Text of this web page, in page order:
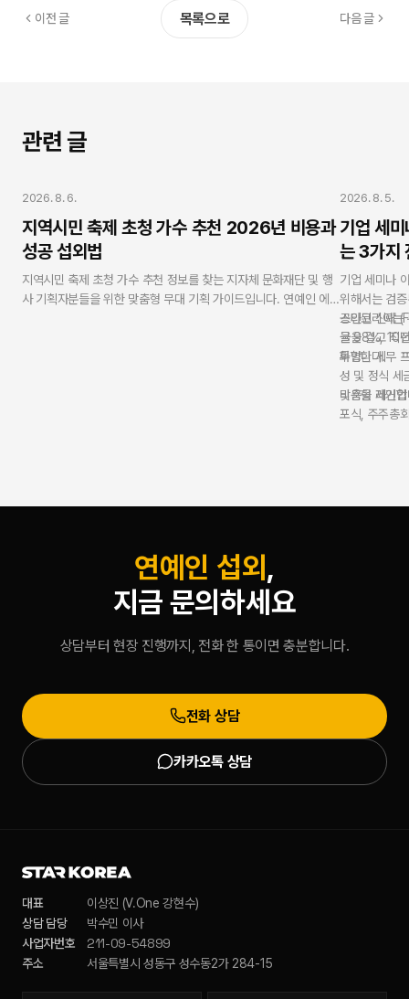
이전 글 목록으로 다음 글
관련 글
2026. 8. 6.
지역시민 축제 초청 가수 추천 2026년 비용과
성공 섭외법
지역시민 축제 초청 가수 추천 정보를 찾는 지자체 문화재단 및 행
사 기획자분들을 위한 맞춤형 무대 기획 가이드입니다. 연예인 에
2026. 8. 5.
기업 세
는 3가지
기업 세미나
위해서는 검
스타코리아
율 98%, 10년
화합니다.
공인된 신뢰
굴을 걸고 직
투명한 세무
성 및 정식 세
비용을 제거
맞춤형 라인
포식, 주주총
연예인 섭외 ,
지금 문의하세요
상담부터 현장 진행까지, 전화 한 통이면 충분합니다.
전화 상담
카카오톡 상담
대표
이상진 (V.One 강현수)
상담 담당
박수민 이사
사업자번호
211-09-54899
주소 서울특별시 성동구 성수동2가 284-15